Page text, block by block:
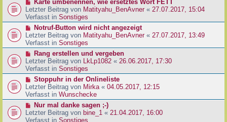
t
r
a
g
r
B
e
t
r
a
g
e
u
e
r
B
e
t
r
a
g
Karte umbenennen, wie ersetztes Wort FETT
Letzter Beitrag von Matityahu_BenAvner « 27.07.2017, 15:04
Verfasst in Sonstiges
N
e
u
e
r
B
e
t
r
a
g
Notruf-Button wird nicht angezeigt
Letzter Beitrag von Matityahu_BenAvner« 27.07.2017, 13:49
Verfasst in Sonstiges
N
e
u
e
r
B
e
t
Rang erstellen und vergeben
Letzter Beitrag von LkLp1082 « 26.06.2017, 17:30
Verfasst in Sonstiges
N
e
u
e
r
B
Stoppuhr in der Onlineliste
Letzter Beitrag von Mirka« 04.05.2017, 12:15
Verfasst in Wunschecke
N
e
u
Nur mal danke sagen ;-)
Letzter Beitrag von bine_1 « 21.04.2017, 16:00
Verfasst in Sonstiges